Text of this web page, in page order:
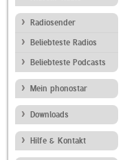
Radiosender
Beliebteste Radios
Beliebteste Podcasts
Mein phonostar
Downloads
Hilfe & Kontakt